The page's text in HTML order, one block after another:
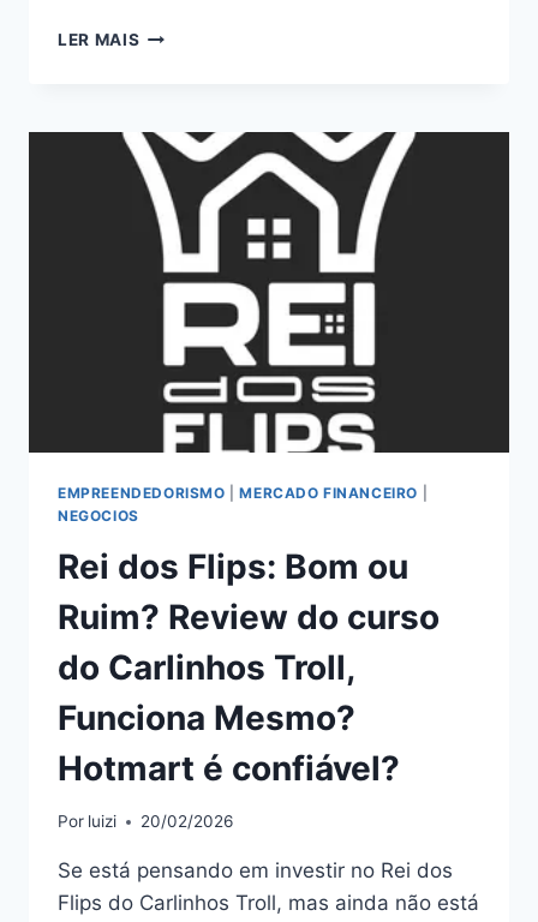
LER MAIS
VIVO
(ONM
AO
VIVO):
BOM
RUIM?
EVENTO
DO
ICARO
FUNCIONA
É
CONFIÁVEL?
EMPREENDEDORISMO |MERCADO FINANCEIRO
NEGOCIOS
Rei dos Flips: Bom ou
Ruim? Review do curso
do Carlinhos Troll,
Funciona Mesmo?
Hotmart é confiável?
Por luizi 20/02/2026
Se está pensando em investir no Rei dos
Flips do Carlinhos Troll, mas ainda não está